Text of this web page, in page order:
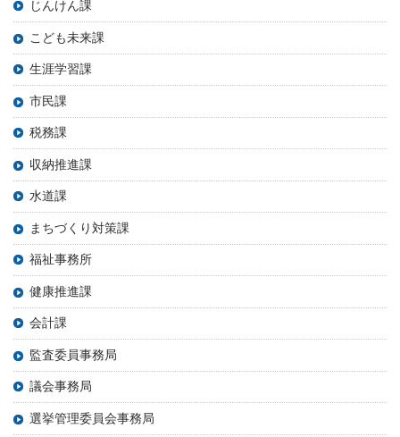
じんけん課
こども未来課
生涯学習課
市民課
税務課
収納推進課
水道課
まちづくり対策課
福祉事務所
健康推進課
会計課
監査委員事務局
議会事務局
選挙管理委員会事務局